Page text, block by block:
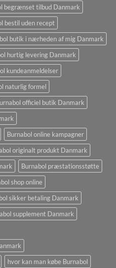
begrænset tilbud Danmark
bestil uden recept
butik i nærheden af ​​mig Danmark
hurtig levering Danmark
kundeanmeldelser
naturlig formel
officiel butik Danmark
Burnabol online kampagner
originalt produkt Danmark
Burnabol præstationsstøtte
shop online
sikker betaling Danmark
supplement Danmark
hvor kan man købe Burnabol